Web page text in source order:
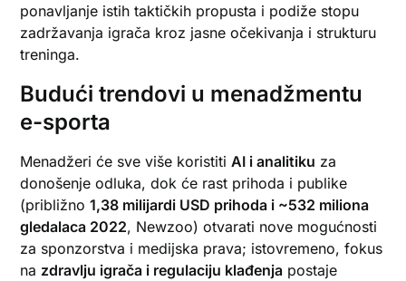
ponavljanje istih taktičkih propusta i podiže stopu
zadržavanja igrača kroz jasne očekivanja i strukturu
treninga.
Budući trendovi u menadžmentu
e-sporta
Menadžeri će sve više koristiti AI i analitiku za
donošenje odluka, dok će rast prihoda i publike
(približno1,38 milijardi USD prihoda i ~532 miliona
gledalaca 2022, Newzoo) otvarati nove mogućnosti
za sponzorstva i medijska prava; istovremeno, fokus
na zdravlju igrača i regulaciju klađenja postaje